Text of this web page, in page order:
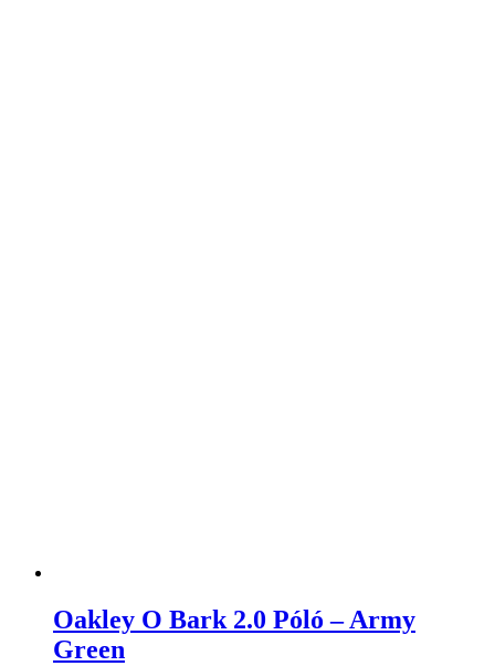
Oakley O Bark 2.0 Póló – Army
Green